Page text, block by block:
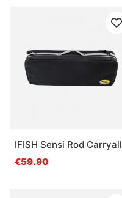
IFISH Sensi Rod Carryall
€59.90